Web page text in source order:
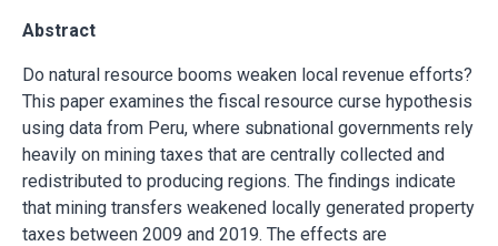
Abstract
Do natural resource booms weaken local revenue efforts?
This paper examines the fiscal resource curse hypothesis
using data from Peru, where subnational governments rely
heavily on mining taxes that are centrally collected and
redistributed to producing regions. The findings indicate
that mining transfers weakened locally generated property
taxes between 2009 and 2019. The effects are